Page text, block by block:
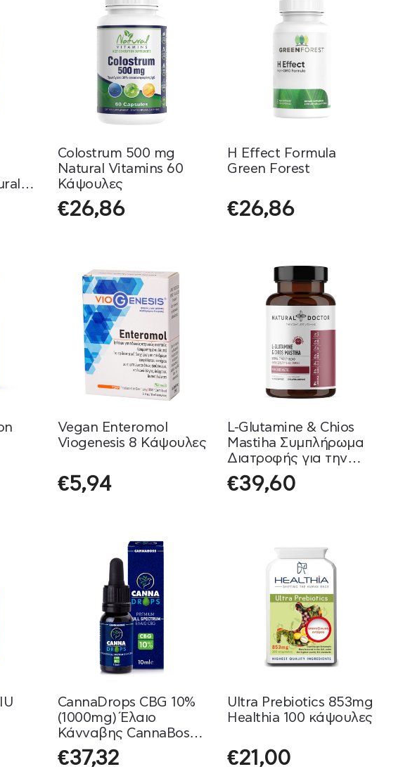
Colostrum 500 mg
Natural Vitamins 60
Κάψουλες
€26,86
H Effect Formula
Green Forest
€26,86
Vegan Enteromol
Viogenesis 8 Κάψουλες
€5,94
L-Glutamine & Chios
Mastiha Συμπλήρωμα
Διατροφής για την
Υγεία του Εντέρου και
του Στομάχου Natural
€39,60
CannaDrops CBG 10%
(1000mg) Έλαιο
Κάνναβης CannaBoss
10ml
€37,32
Ultra Prebiotics 853mg
Healthia 100 κάψουλες
€21,00